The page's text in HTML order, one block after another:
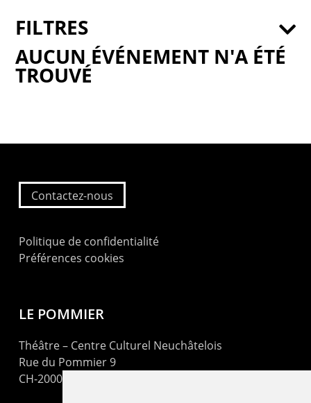
AUCUN ÉVÉNEMENT N'A ÉTÉ
TROUVÉ
FILTRES
Contactez-nous
Politique de confidentialité
Préférences cookies
LE POMMIER
Théâtre – Centre Culturel Neuchâtelois
Rue du Pommier 9
CH-2000 Neuchâtel